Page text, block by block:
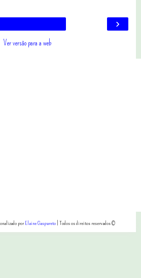
›
Ver versão para a web
porElaine Gaspareto| Todos os direitos reservados ©